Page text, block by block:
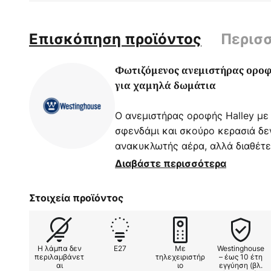
Επισκόπηση προϊόντος
Φωτιζόμενος ανεμιστήρας
για χαμηλά δωμάτια
Ο ανεμιστήρας οροφής Halley
σφενδάμι και σκούρο κερασιά
ανακυκλωτής αέρα, αλλά
που εγγυάται ατμοσφαιρικό
Σημείωση: Ο ανεμιστήρας οροφής
απευθείας κάτω από την οροφή.
προεκταση.
Διαβάστε περισσότερα
Στοιχεία προϊόντος
Η λάμπα δεν
περιλαμβάνετ
αι
E27
Με
τηλεχειριστήρ
ιο
Westinghouse
– έως 10 έτη
εγγύηση (βλ.